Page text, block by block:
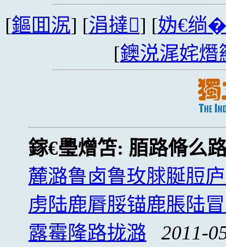
[鏂囬泦] [涓撻] [妫€绱
[鐭涚浘姹熸
鎵€璺熷笘: 脜路脩么
麓潞鲁卤鲁玫脙脠脰
虏陆鹿脣脮锚鹿脹陆
露霉隆路拢潞
2011-